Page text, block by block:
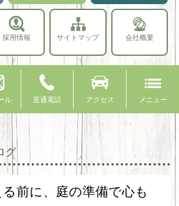
採用情報 サイトマップ 会社概要
ル 直通電話 アクセス メニュー
グ
前に、庭の準備で心も